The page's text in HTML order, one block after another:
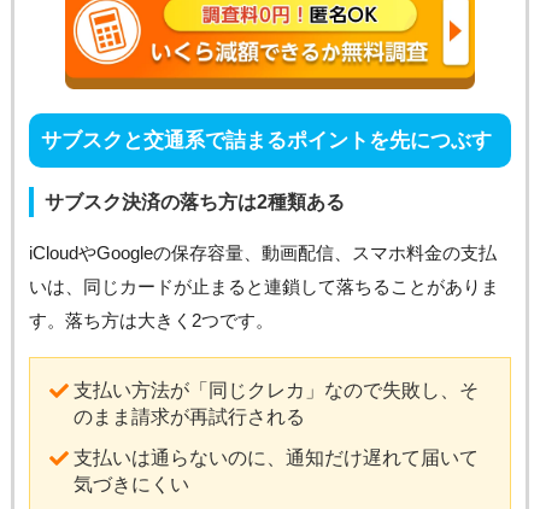
サブスクと交通系で詰まるポイントを先につぶす
サブスク決済の落ち方は2種類ある
iCloudやGoogleの保存容量、動画配信、スマホ料金の支払
いは、同じカードが止まると連鎖して落ちることがありま
す。落ち方は大きく2つです。
支払い方法が「同じクレカ」なので失敗し、そ
のまま請求が再試行される
支払いは通らないのに、通知だけ遅れて届いて
気づきにくい